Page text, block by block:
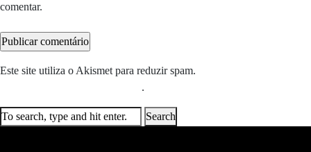
comentar.
Este site utiliza o Akismet para reduzir spam.
.
Search